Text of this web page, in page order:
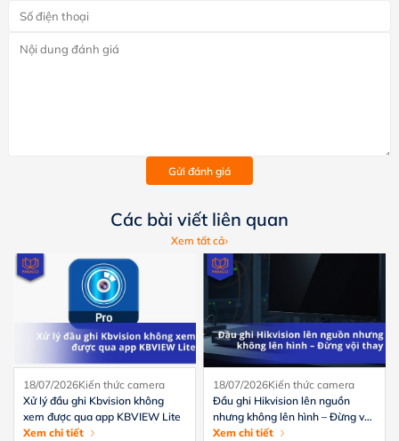
Gửi đánh giá
Các bài viết liên quan
Xem tất cả
18/07/2026Kiến thức camera
Xử lý đầu ghi Kbvision không
xem được qua app KBVIEW Lite
Xem chi tiết
18/07/2026Kiến thức camera
Đầu ghi Hikvision lên nguồn
nhưng không lên hình – Đừng vội
thay
Xem chi tiết